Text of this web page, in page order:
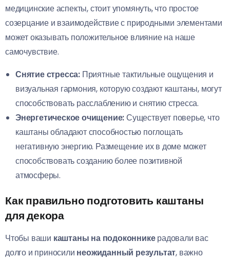
медицинские аспекты, стоит упомянуть, что простое
созерцание и взаимодействие с природными элементами
может оказывать положительное влияние на наше
самочувствие.
Снятие стресса: Приятные тактильные ощущения и
визуальная гармония, которую создают каштаны, могут
способствовать расслаблению и снятию стресса.
Энергетическое очищение:Существует поверье, что
каштаны обладают способностью поглощать
негативную энергию. Размещение их в доме может
способствовать созданию более позитивной
атмосферы.
Как правильно подготовить каштаны
для декора
Чтобы ваши каштаны на подоконникерадовали вас
долго и приносили неожиданный результат, важно